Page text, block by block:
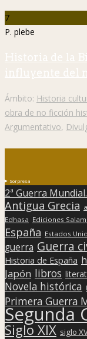
7
P. plebe
Historia de la
influyente del
Ámbito: Historia
obra de no ficción
Argumentativo,
Sorpresa
2ª Guerra Mundial.
Antigua Grecia
Edhasa Ediciones
España Estados
guerra Guerra
Historia de España
Japón libros
Novela histórica
Primera Guerra
Segunda
Siglo XIX siglo